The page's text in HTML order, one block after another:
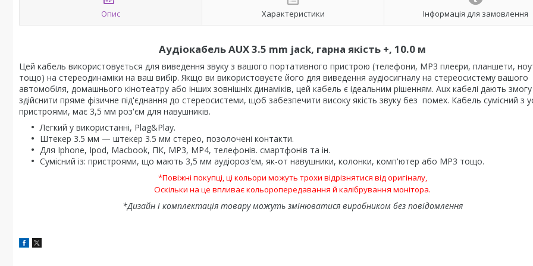
Опис Характеристики Інформація для замовлення
Аудіокабель AUX 3.5 mm jack, гарна якість +, 10.0 м
Цей кабель використовується для виведення звуку з вашого портативного пристрою (телефони, MP3 плеєри, планшети,
тощо) на стереодинаміки на ваш вибір. Якщо ви використовуєте його для виведення аудіосигналу на стереосистему вашого
автомобіля, домашнього кінотеатру або інших зовнішніх динаміків, цей кабель є ідеальним рішенням. Aux кабелі дають змогу
здійснити пряме фізичне під'єднання до стереосистеми, щоб забезпечити високу якість звуку без помех. Кабель сумісний з
пристроями, має 3,5 мм роз'єм для навушників.
Легкий у використанні, Plag&Play.
Штекер 3.5 мм — штекер 3.5 мм стерео, позолочені контакти.
Для Iphone, Ipod, Macbook, ПК, MP3, MP4, телефонів. смартфонів та ін.
Сумісний із: пристроями, що мають 3,5 мм аудіороз'єм, як-от навушники, колонки, комп'ютер або MP3 тощо.
*Повіжні покупці, ці кольори можуть трохи відрізнятися від оригіналу,
Оскільки на це впливає кольоропередавання й калібрування монітора.
*Дизайн і комплектація товару можуть змінюватися виробником без повідомлення